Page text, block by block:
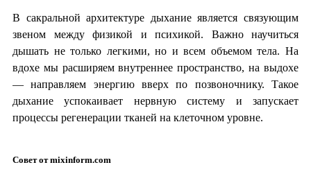
В сакральной архитектуре дыхание является связующим
звеном между физикой и психикой. Важно научиться
дышать не только легкими, но и всем объемом тела. На
вдохе мы расширяем внутреннее пространство, на выдохе
— направляем энергию вверх по позвоночнику. Такое
дыхание успокаивает нервную систему и запускает
процессы регенерации тканей на клеточном уровне.
Совет от mixinform.com